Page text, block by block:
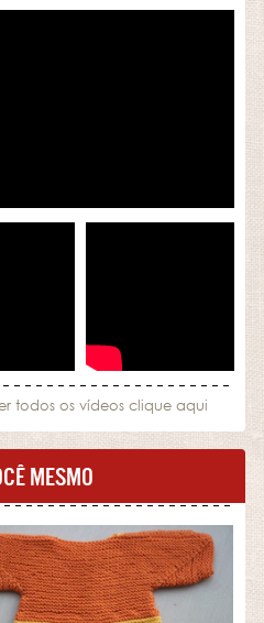
todos os vídeos clique aqui
MESMO